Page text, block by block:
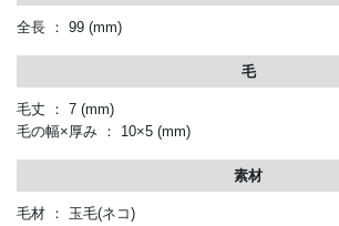
全長 ： 99 (mm)
毛
毛丈 ： 7 (mm)
毛の幅×厚み ： 10×5 (mm)
素材
毛材 ： 玉毛(ネコ)